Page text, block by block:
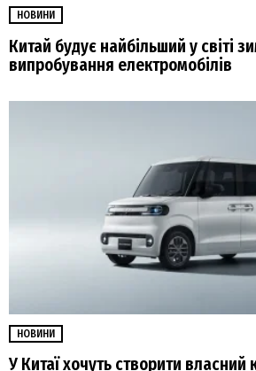
НОВИНИ
Китай будує найбільший у світі
випробування електромобілів
НОВИНИ
У Китаї хочуть створити власний